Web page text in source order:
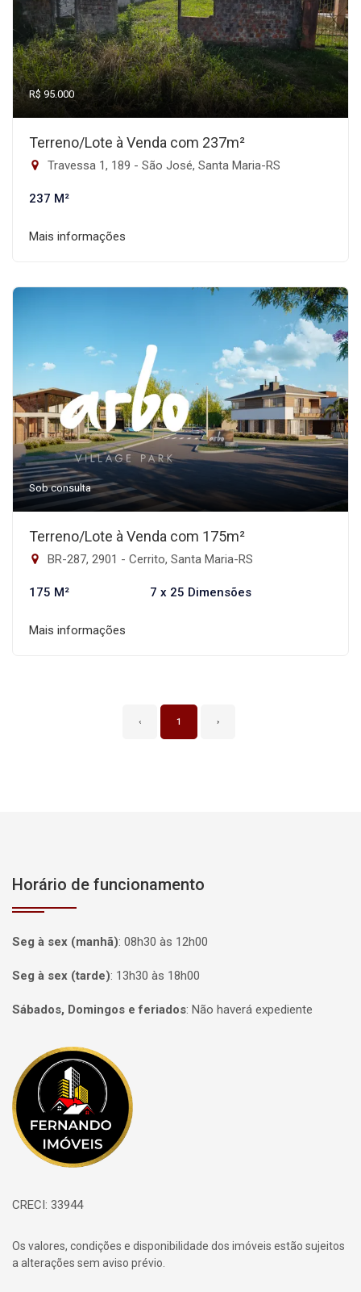
R$ 95.000
Terreno/Lote à Venda com 237m²
Travessa 1, 189 - São José, Santa Maria-RS
237 M²
Mais informações
Sob consulta
Terreno/Lote à Venda com 175m²
BR-287, 2901 - Cerrito, Santa Maria-RS
175 M² 7 x 25 Dimensões
Mais informações
‹ 1 ›
Horário de funcionamento
Seg à sex (manhã): 08h30 às 12h00
Seg à sex (tarde): 13h30 às 18h00
Sábados, Domingos e feriados: Não haverá expediente
Página inicial
CRECI: 33944
Os valores, condições e disponibilidade dos imóveis estão sujeitos
a alterações sem aviso prévio.